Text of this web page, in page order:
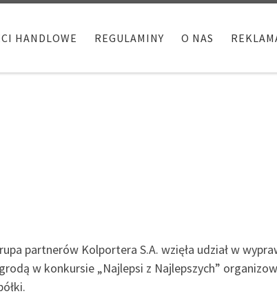
HANDLOWE REGULAMINY O NAS
partnerów Kolportera S.A. wzięła udział w
w konkursie „Najlepsi z Najlepszych”